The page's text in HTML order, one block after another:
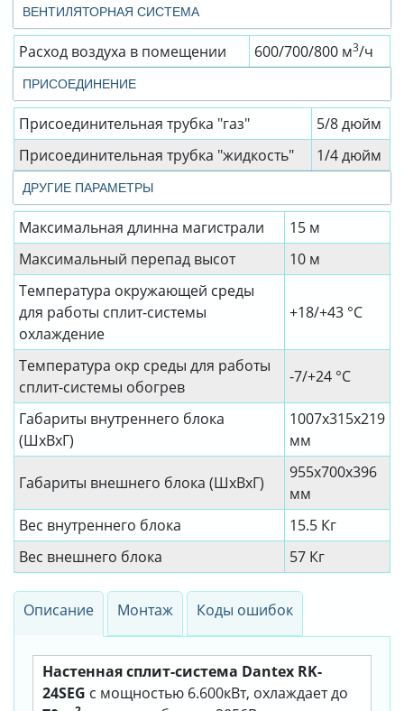
ВЕНТИЛЯТОРНАЯ СИСТЕМА
Расход воздуха в помещении 600/700/800 м3/ч
ПРИСОЕДИНЕНИЕ
Присоединительная трубка "газ"
5/8 дюйм
Присоединительная трубка "жидкость"
1/4 дюйм
ДРУГИЕ ПАРАМЕТРЫ
Максимальная длинна магистрали
15 м
Максимальный перепад высот
10 м
Температура окружающей среды
для работы сплит-системы
охлаждение
+18/+43 °C
Температура окр среды для работы
сплит-системы обогрев
-7/+24 °C
Габариты внутреннего блока
(ШхВхГ)
1007х315х219
мм
Габариты внешнего блока (ШхВхГ)
955х700х396
мм
Вес внутреннего блока
15.5 Кг
Вес внешнего блока
57 Кг
Описание Монтаж Коды ошибок
Настенная сплит-система Dantex RK-
24SEG с мощностью 6.600кВт, охлаждает до